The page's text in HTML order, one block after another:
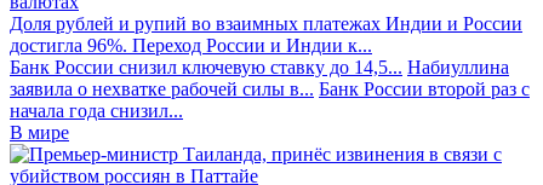
Доля рублей и рупий во взаимных платежах Индии и России
достигла 96%. Переход России и Индии к...
Банк России снизил ключевую ставку до 14,5... Набиуллина
заявила о нехватке рабочей силы в... Банк России второй раз с
начала года снизил...
В мире